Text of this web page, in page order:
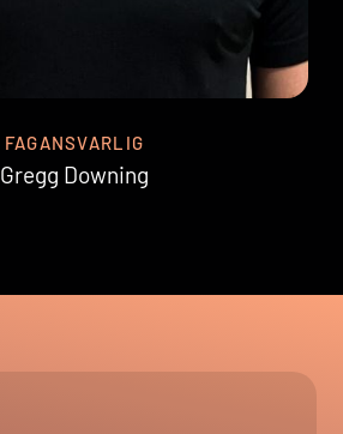
FAGANSVARLIG
Gregg Downing